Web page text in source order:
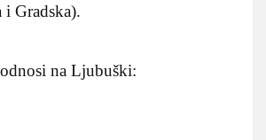
Gradska).
na Ljubuški: